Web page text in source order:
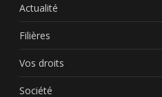
Actualité
Filières
Vos droits
Société